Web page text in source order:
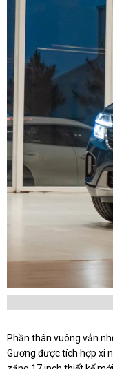
Phần thân vuông vắn
Gương được tích hợp xi